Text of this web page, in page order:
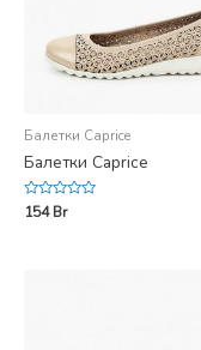
Балетки Caprice
Балетки Caprice
Rated
0154Br